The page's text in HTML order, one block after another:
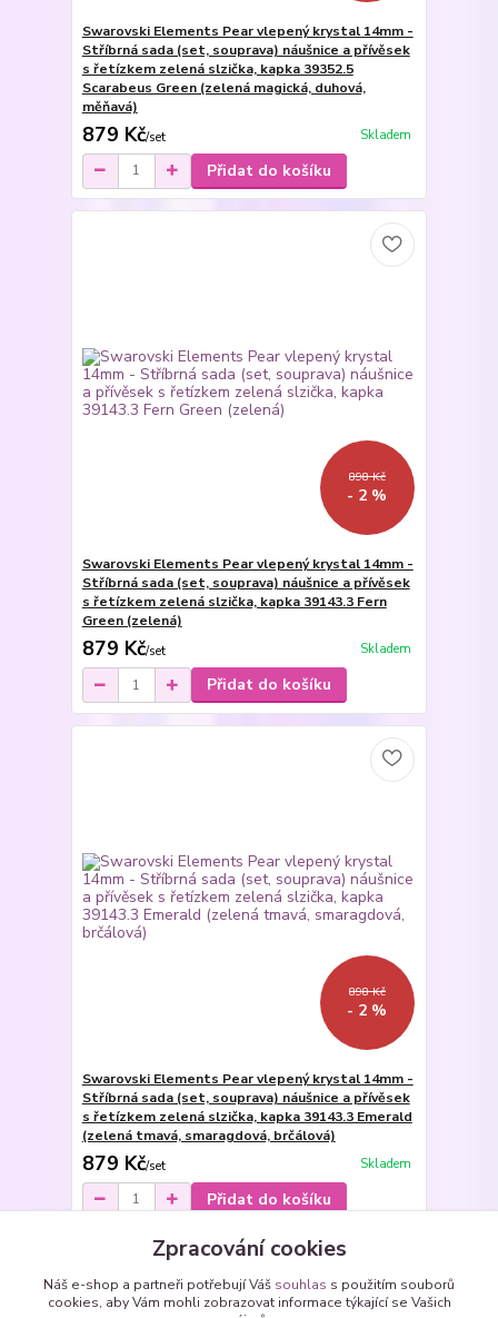
Swarovski Elements Pear vlepený krystal 14mm -
Stříbrná sada (set, souprava) náušnice a přívěsek
s řetízkem zelená slzička, kapka 39352.5
Scarabeus Green (zelená magická, duhová,
měňavá)
879 Kč/set Skladem
Přidat do košíku
898 Kč
- 2 %
Swarovski Elements Pear vlepený krystal 14mm -
Stříbrná sada (set, souprava) náušnice a přívěsek
s řetízkem zelená slzička, kapka 39143.3 Fern
Green (zelená)
879 Kč/set Skladem
Přidat do košíku
898 Kč
- 2 %
Swarovski Elements Pear vlepený krystal 14mm -
Stříbrná sada (set, souprava) náušnice a přívěsek
s řetízkem zelená slzička, kapka 39143.3 Emerald
(zelená tmavá, smaragdová, brčálová)
879 Kč/set Skladem
Přidat do košíku
Načíst další produkty (15)
strana z 3další
Zpracování cookies
Náš e-shop a partneři potřebují Váš souhlas s použitím souborů
cookies, aby Vám mohli zobrazovat informace týkající se Vašich